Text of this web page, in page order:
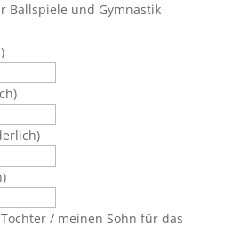
Ballspiele und Gymnastik
/ meinen Sohn für das